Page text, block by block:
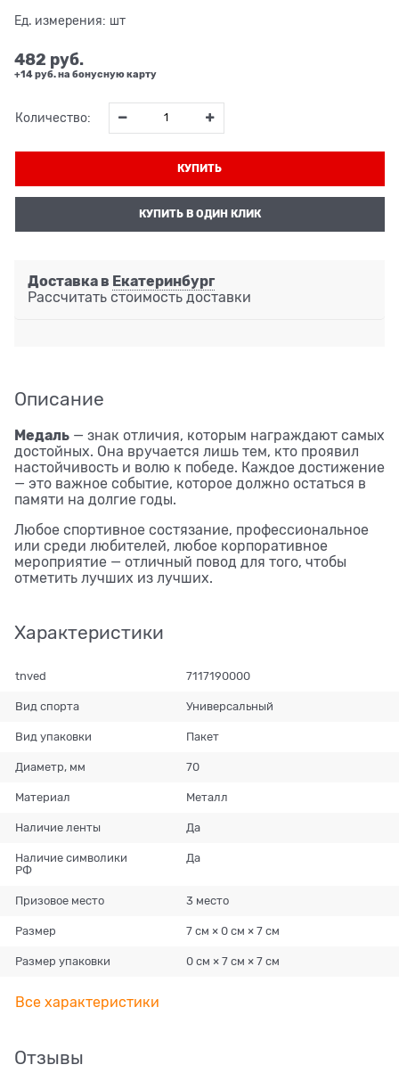
Ед. измерения: шт
482 руб.
+14 руб. на бонусную карту
Количество:
КУПИТЬ
КУПИТЬ В ОДИН КЛИК
Доставка в Екатеринбург
Рассчитать стоимость доставки
Описание
Медаль — знак отличия, которым награждают самых
достойных. Она вручается лишь тем, кто проявил
настойчивость и волю к победе. Каждое достижение
— это важное событие, которое должно остаться в
памяти на долгие годы.
Любое спортивное состязание, профессиональное
или среди любителей, любое корпоративное
мероприятие — отличный повод для того, чтобы
отметить лучших из лучших.
Характеристики
tnved 7117190000
Вид спорта Универсальный
Вид упаковки Пакет
Диаметр, мм 70
Материал Металл
Наличие ленты Да
Наличие символики
РФ
Да
Призовое место 3 место
Размер 7 см × 0 см × 7 см
Размер упаковки 0 см × 7 см × 7 см
Все характеристики
Отзывы